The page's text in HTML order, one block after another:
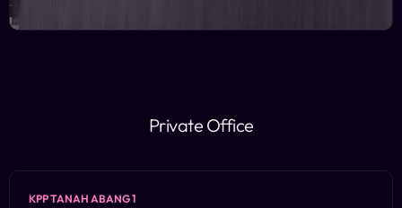
Private Office
KPP TANAH ABANG 1